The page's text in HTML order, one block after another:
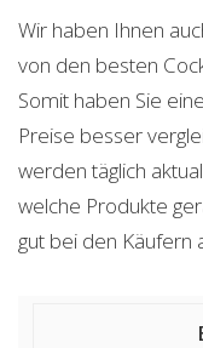
Wir haben Ihnen
von den besten
Somit haben Sie
Preise besser
werden täglich
welche Produkte
gut bei den Käufern